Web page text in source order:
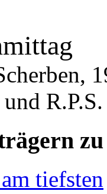
tiefsten